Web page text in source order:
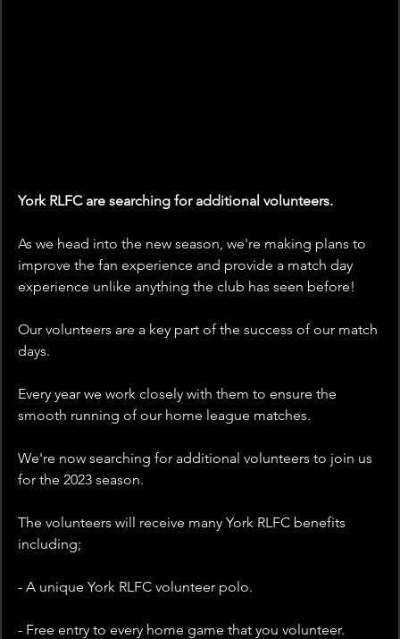
York RLFC are searching for additional volunteers.
As we head into the new season, we're making plans to
improve the fan experience and provide a match day
experience unlike anything the club has seen before!
Our volunteers are a key part of the success of our match
days.
Every year we work closely with them to ensure the
smooth running of our home league matches.
We're now searching for additional volunteers to join us
for the 2023 season.
The volunteers will receive many York RLFC benefits
including;
- A unique York RLFC volunteer polo.
- Free entry to every home game that you volunteer.